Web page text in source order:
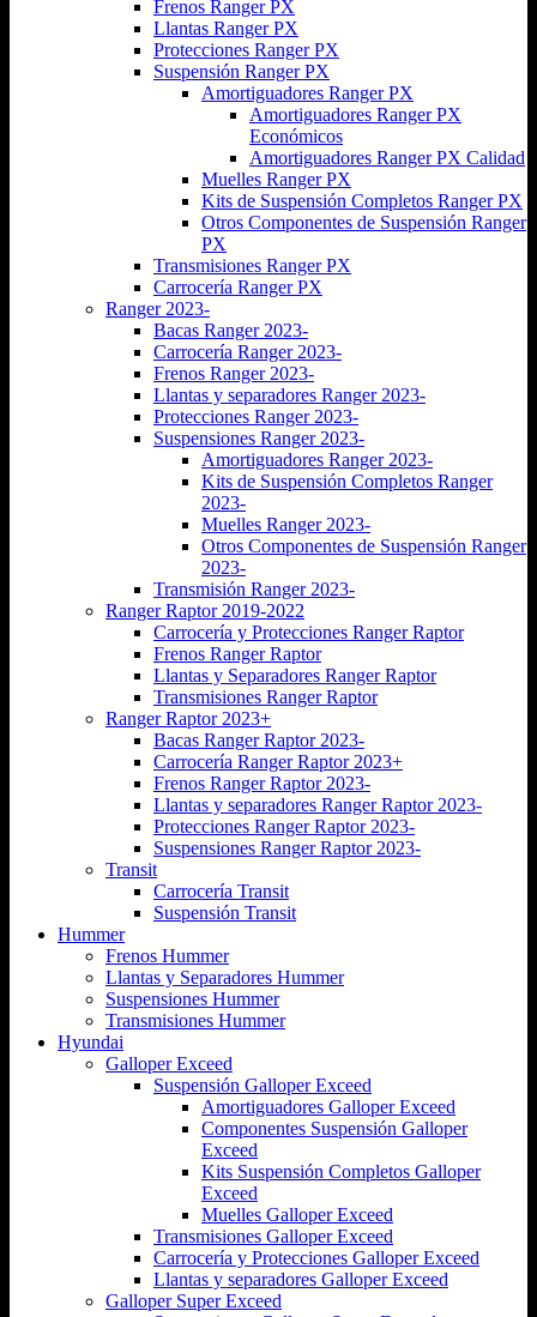
Frenos Ranger PX
Llantas Ranger PX
Protecciones Ranger PX
Suspensión Ranger PX
Amortiguadores Ranger PX
Amortiguadores Ranger PX
Económicos
Amortiguadores Ranger PX Calidad
Muelles Ranger PX
Kits de Suspensión Completos Ranger PX
Otros Componentes de Suspensión Ranger
PX
Transmisiones Ranger PX
Carrocería Ranger PX
Ranger 2023-
Bacas Ranger 2023-
Carrocería Ranger 2023-
Frenos Ranger 2023-
Llantas y separadores Ranger 2023-
Protecciones Ranger 2023-
Suspensiones Ranger 2023-
Amortiguadores Ranger 2023-
Kits de Suspensión Completos Ranger
2023-
Muelles Ranger 2023-
Otros Componentes de Suspensión Ranger
2023-
Transmisión Ranger 2023-
Ranger Raptor 2019-2022
Carrocería y Protecciones Ranger Raptor
Frenos Ranger Raptor
Llantas y Separadores Ranger Raptor
Transmisiones Ranger Raptor
Ranger Raptor 2023+
Bacas Ranger Raptor 2023-
Carrocería Ranger Raptor 2023+
Frenos Ranger Raptor 2023-
Llantas y separadores Ranger Raptor 2023-
Protecciones Ranger Raptor 2023-
Suspensiones Ranger Raptor 2023-
Transit
Carrocería Transit
Suspensión Transit
Hummer
Frenos Hummer
Llantas y Separadores Hummer
Suspensiones Hummer
Transmisiones Hummer
Hyundai
Galloper Exceed
Suspensión Galloper Exceed
Amortiguadores Galloper Exceed
Componentes Suspensión Galloper
Exceed
Kits Suspensión Completos Galloper
Exceed
Muelles Galloper Exceed
Transmisiones Galloper Exceed
Carrocería y Protecciones Galloper Exceed
Llantas y separadores Galloper Exceed
Galloper Super Exceed